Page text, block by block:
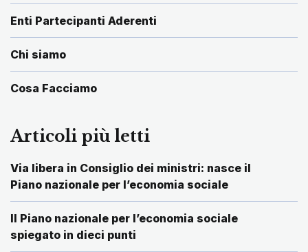
Enti Partecipanti Aderenti
Chi siamo
Cosa Facciamo
Articoli più letti
Via libera in Consiglio dei ministri: nasce il
Piano nazionale per l’economia sociale
Il Piano nazionale per l’economia sociale
spiegato in dieci punti